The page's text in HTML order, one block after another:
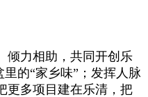
力相助，共同开创乐
的“家乡味”；发挥人脉
更多项目建在乐清，把